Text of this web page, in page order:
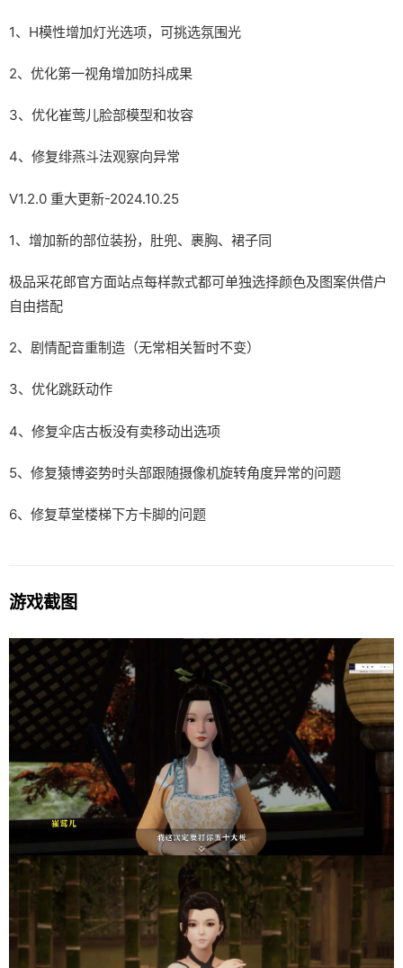
1、H模性增加灯光选项，可挑选氛围光
2、优化第一视角增加防抖成果
3、优化崔莺儿脸部模型和妆容
4、修复绯燕斗法观察向异常
V1.2.0 重大更新-2024.10.25
1、增加新的部位装扮，肚兜、裹胸、裙子同
极品采花郎官方面站点每样款式都可单独选择颜色及图案供借户
自由搭配
2、剧情配音重制造（无常相关暂时不变）
3、优化跳跃动作
4、修复伞店古板没有卖移动出选项
5、修复猿博姿势时头部跟随摄像机旋转角度异常的问题
6、修复草堂楼梯下方卡脚的问题
游戏截图